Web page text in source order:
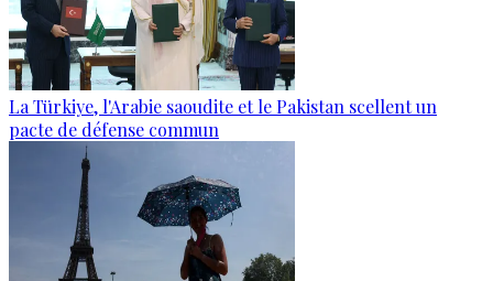
La Türkiye, l'Arabie saoudite et le Pakistan scellent un
pacte de défense commun